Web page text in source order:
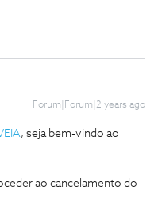
Forum|Forum|2 years ago
, seja bem-vindo ao
ao cancelamento do